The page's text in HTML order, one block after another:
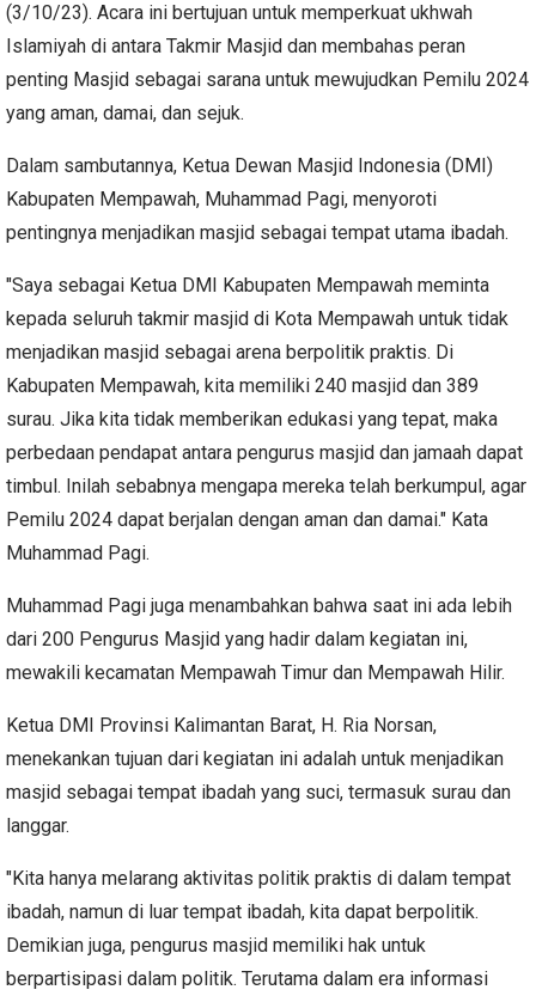
(3/10/23). Acara ini bertujuan untuk memperkuat ukhwah
Islamiyah di antara Takmir Masjid dan membahas peran
penting Masjid sebagai sarana untuk mewujudkan Pemilu 2024
yang aman, damai, dan sejuk.
Dalam sambutannya, Ketua Dewan Masjid Indonesia (DMI)
Kabupaten Mempawah, Muhammad Pagi, menyoroti
pentingnya menjadikan masjid sebagai tempat utama ibadah.
"Saya sebagai Ketua DMI Kabupaten Mempawah meminta
kepada seluruh takmir masjid di Kota Mempawah untuk tidak
menjadikan masjid sebagai arena berpolitik praktis. Di
Kabupaten Mempawah, kita memiliki 240 masjid dan 389
surau. Jika kita tidak memberikan edukasi yang tepat, maka
perbedaan pendapat antara pengurus masjid dan jamaah dapat
timbul. Inilah sebabnya mengapa mereka telah berkumpul, agar
Pemilu 2024 dapat berjalan dengan aman dan damai." Kata
Muhammad Pagi.
Muhammad Pagi juga menambahkan bahwa saat ini ada lebih
dari 200 Pengurus Masjid yang hadir dalam kegiatan ini,
mewakili kecamatan Mempawah Timur dan Mempawah Hilir.
Ketua DMI Provinsi Kalimantan Barat, H. Ria Norsan,
menekankan tujuan dari kegiatan ini adalah untuk menjadikan
masjid sebagai tempat ibadah yang suci, termasuk surau dan
langgar.
"Kita hanya melarang aktivitas politik praktis di dalam tempat
ibadah, namun di luar tempat ibadah, kita dapat berpolitik.
Demikian juga, pengurus masjid memiliki hak untuk
berpartisipasi dalam politik. Terutama dalam era informasi